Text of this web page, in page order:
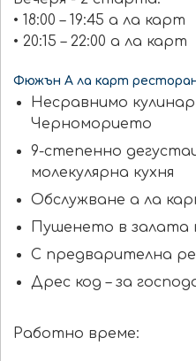
• 18:00 – 19:45 а ла карт
• 20:15 – 22:00 а ла карт
Фюжън А ла карт
Несравнимо
Черноморието
9-степенно
молекулярна кухня
Обслужване а ла
Пушенето в залата
С предварителна
Дрес код – за
Работно време: